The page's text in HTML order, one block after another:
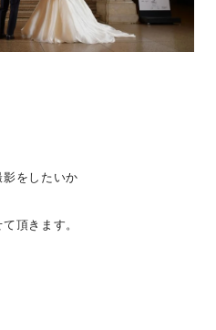
をしたいか
頂きます。